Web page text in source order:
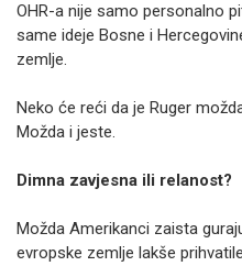
OHR-a nije samo personalno
same ideje Bosne i
zemlje.
Neko će reći da je Ruger
Možda i jeste.
Dimna zavjesna ili relanost?
Možda Amerikanci zaista
evropske zemlje lakše